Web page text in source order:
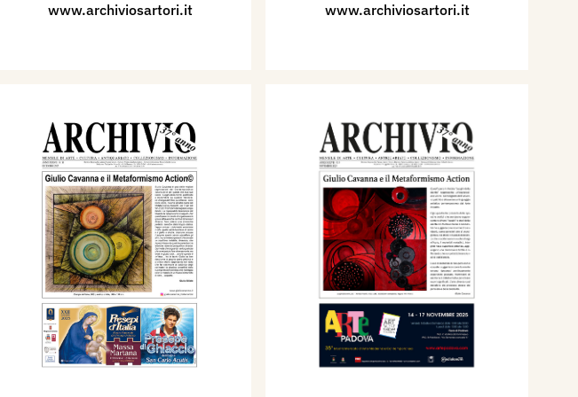
www.archiviosartori.it
www.archiviosartori.it